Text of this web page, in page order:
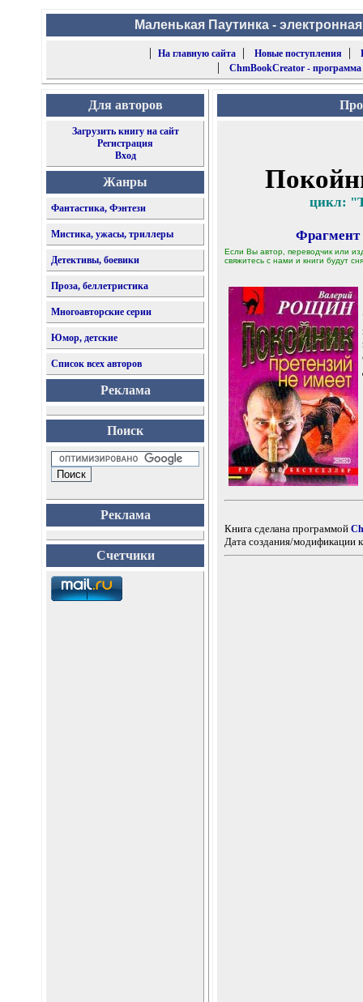
Маленькая Паутинка -
|
На главную сайта| Новые поступления |
| ChmBookCreator -
Для авторов
Загрузить книгу на сайт
Регистрация
Вход
Жанры
Фантастика, Фэнтези
Мистика, ужасы, триллеры
Детективы, боевики
Проза, беллетристика
Многоавторские серии
Юмор, детские
Список всех авторов
Реклама
Поиск
Реклама
Счетчики
цикл:
Фрагмент
Если Вы автор, переводчик или
свяжитесь с нами и книги будут
Книга сделана программой
Дата создания/модификации